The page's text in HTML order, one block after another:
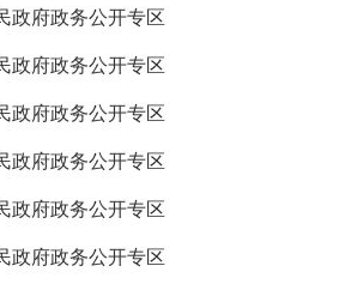
政府政务公开专区
政府政务公开专区
政府政务公开专区
政府政务公开专区
政府政务公开专区
政府政务公开专区